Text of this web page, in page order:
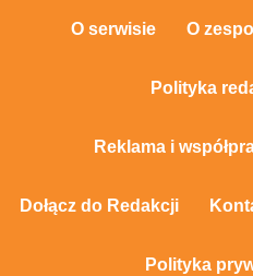
O serwisie O
Polityka
Reklama i
Dołącz do Redakcji
Polityka